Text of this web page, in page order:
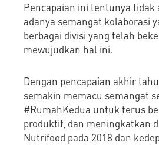
Pencapaian ini tentunya tidak
adanya semangat kolaborasi
berbagai divisi yang telah
mewujudkan hal ini.
Dengan pencapaian akhir
semakin memacu semangat
#RumahKedua untuk terus
produktif, dan meningkatkan
Nutrifood pada 2018 dan